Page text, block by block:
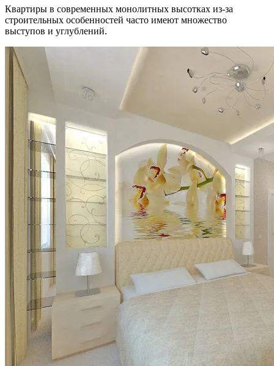
Квартиры в современных монолитных высотках из-за
строительных особенностей часто имеют множество
выступов и углублений.